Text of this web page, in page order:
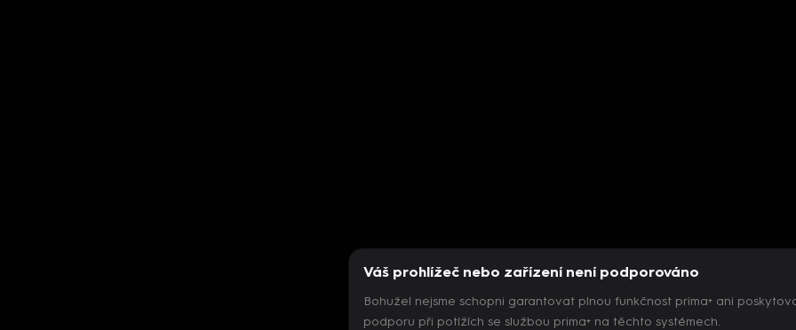
Váš prohlížeč nebo zařízení není podporováno
Bohužel nejsme schopni garantovat plnou funkčnost prima+ ani
podporu při potížích se službou prima+ na těchto systémech.